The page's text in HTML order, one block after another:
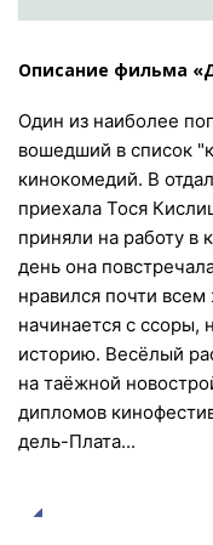
Описание фильма
Один из наиболее
вошедший в список
кинокомедий. В
приехала Тося
приняли на работу в
день она
нравился почти
начинается с ссоры,
историю. Весёлый
на таёжной
дипломов
дель-Плата...